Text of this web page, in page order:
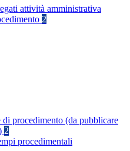
attività amministrativa
2
procedimento (da pubblicare
2
procedimentali